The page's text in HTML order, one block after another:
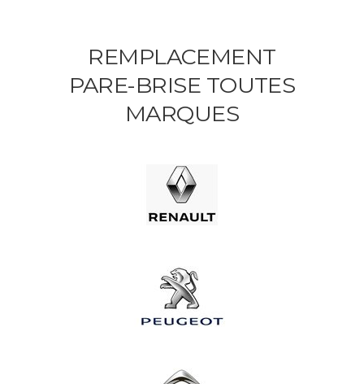
REMPLACEMENT
PARE-BRISE TOUTES
MARQUES